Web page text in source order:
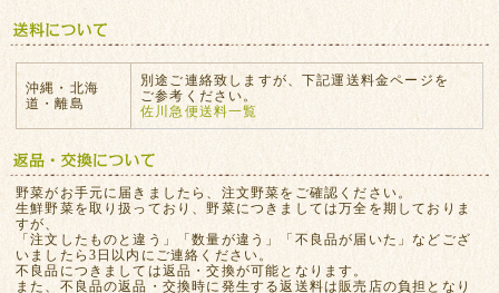
沖縄・北海
道・離島
別途ご連絡致しますが、下記運送料金ページを
ご参考ください。
佐川急便送料一覧
野菜がお手元に届きましたら、注文野菜をご確認ください。
生鮮野菜を取り扱っており、野菜につきましては万全を期しておりま
すが、
「注文したものと違う」「数量が違う」「不良品が届いた」などござ
いましたら3日以内にご連絡ください。
不良品につきましては返品・交換が可能となります。
また、不良品の返品・交換時に発生する返送料は販売店の負担となり